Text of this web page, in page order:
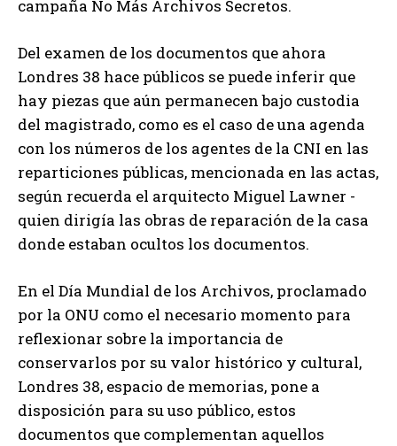
campaña No Más Archivos Secretos.
Del examen de los documentos que ahora
Londres 38 hace públicos se puede inferir que
hay piezas que aún permanecen bajo custodia
del magistrado, como es el caso de una agenda
con los números de los agentes de la CNI en las
reparticiones públicas, mencionada en las actas,
según recuerda el arquitecto Miguel Lawner -
quien dirigía las obras de reparación de la casa
donde estaban ocultos los documentos.
En el Día Mundial de los Archivos, proclamado
por la ONU como el necesario momento para
reflexionar sobre la importancia de
conservarlos por su valor histórico y cultural,
Londres 38, espacio de memorias, pone a
disposición para su uso público, estos
documentos que complementan aquellos